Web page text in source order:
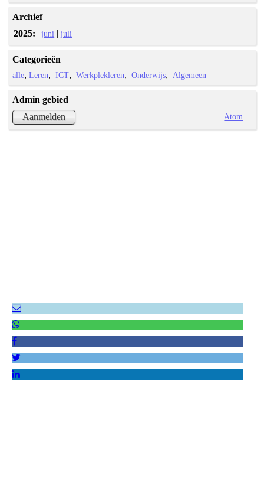
Archief
2025:
juni |juli
Categorieën
alle Leren ICT Werkplekleren Onderwijs Algemeen
Admin gebied
Aanmelden
Atom